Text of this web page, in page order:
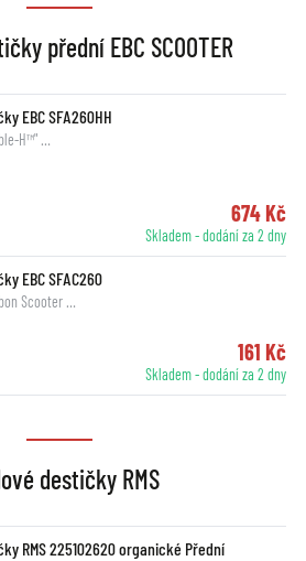
přední EBC SCOOTER
EBC SFA260HH
H™" …
674 Kč
Skladem - dodání za 2 dny
EBC SFAC260
Scooter …
161 Kč
Skladem - dodání za 2 dny
destičky RMS
RMS 225102620 organické Přední